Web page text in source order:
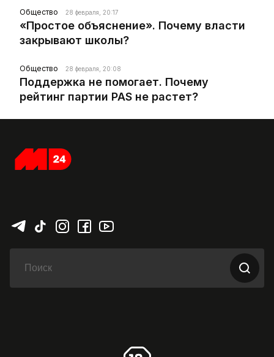
Общество 28 февраля, 20:17
«Простое объяснение». Почему власти
закрывают школы?
Общество 28 февраля, 20:08
Поддержка не помогает. Почему
рейтинг партии PAS не растет?